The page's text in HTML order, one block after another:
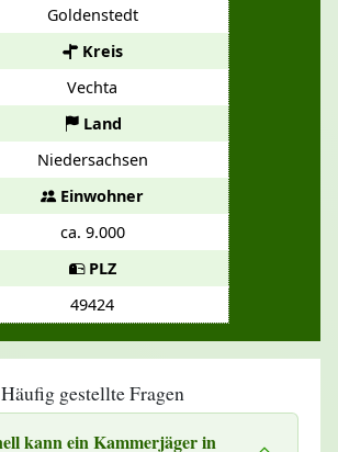
Goldenstedt
Kreis
Vechta
Land
Niedersachsen
Einwohner
ca. 9.000
PLZ
49424
Häufig gestellte Fragen
kann ein Kammerjäger in